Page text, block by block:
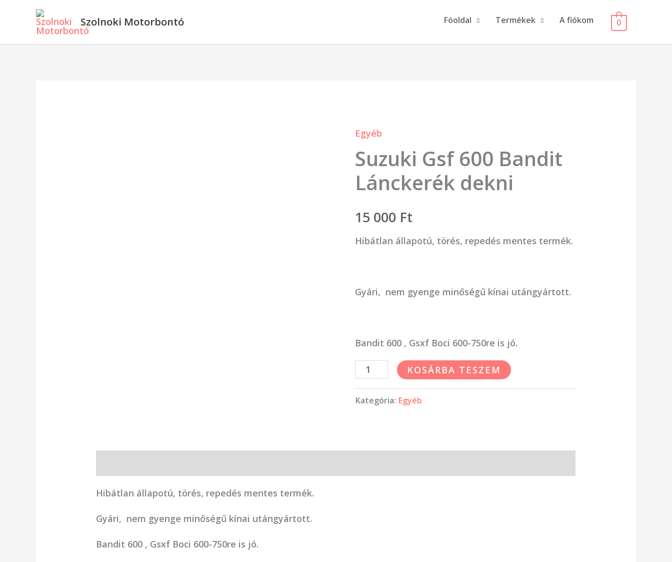
Szolnoki Motorbontó Föoldal Termékek A fiókom 0
Egyéb
Suzuki Gsf 600 Bandit
Lánckerék dekni
15 000 Ft
Hibátlan állapotú, törés, repedés mentes termék.
Gyári, nem gyenge minőségű kínai utángyártott.
Bandit 600 , Gsxf Boci 600-750re is jó.
Suzuki
Gsf
600
Bandit
dekni
mennyiség
KOSÁRBA TESZEM
Kategória: Egyéb
Hibátlan állapotú, törés, repedés mentes termék.
Gyári, nem gyenge minőségű kínai utángyártott.
Bandit 600 , Gsxf Boci 600-750re is jó.